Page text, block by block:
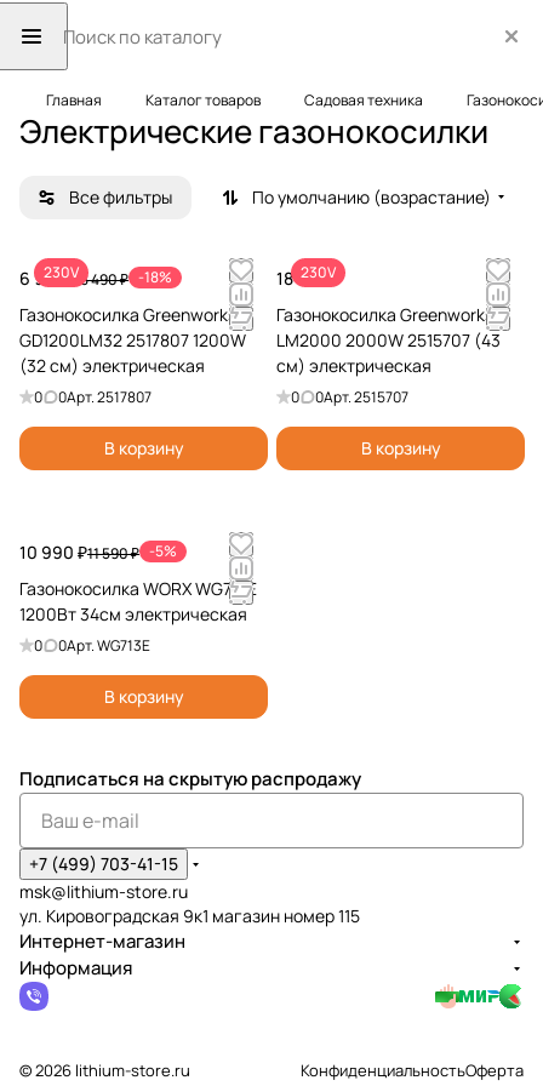
Главная Каталог товаров Садовая техника
Электрические газонокосилки
Все фильтры По умолчанию (возрастание)
230V
6 990 ₽8 490 ₽ -18%
Газонокосилка Greenworks
GD1200LM32 2517807 1200W
(32 см) электрическая
0 0Арт.2517807
В корзину
230V
18 990 ₽
Газонокосилка Greenworks
LM2000 2000W 2515707 (43
см) электрическая
0 0Арт.2515707
В корзину
10 990 ₽11 590 ₽ -5%
Газонокосилка WORX WG713E
1200Вт 34см электрическая
0 0Арт.WG713E
В корзину
Подписаться на скрытую распродажу
+7 (499) 703-41-15
msk@lithium-store.ru
ул. Кировоградская 9к1 магазин номер 115
Интернет-магазин
Информация
© 2026 lithium-store.ru КонфиденциальностьОферта